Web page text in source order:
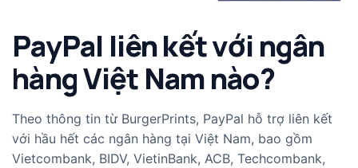
PayPal liên kết với ngân
hàng Việt Nam nào?
Theo thông tin từ BurgerPrints, PayPal hỗ trợ liên kết
với hầu hết các ngân hàng tại Việt Nam, bao gồm
Vietcombank, BIDV, VietinBank, ACB, Techcombank,